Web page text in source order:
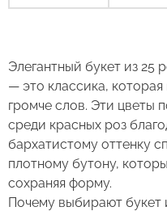
Элегантный букет из 25
— это классика, которая
громче слов. Эти цветы
среди красных роз
бархатистому оттенку
плотному бутону,
сохраняя форму.
Почему выбирают букет
Как
Есть несколько
в Вашем букете или
свежесть как можно
Правила ухода за
1. Переносите
бумаге.